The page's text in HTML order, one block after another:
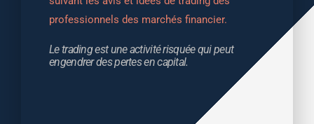
professionnels des marchés financier.
Le trading est une activité risquée qui peut
engendrer des pertes en capital.